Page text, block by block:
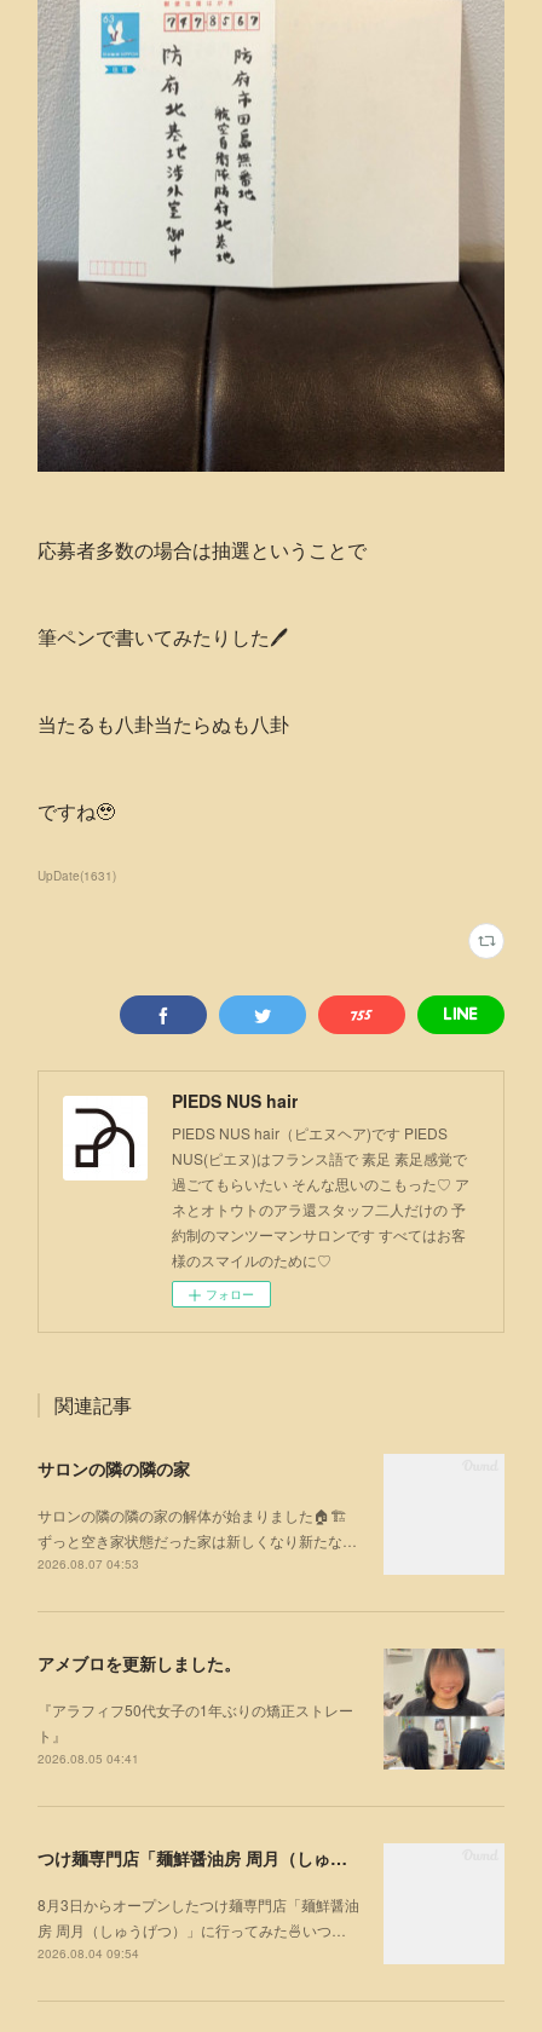
応募者多数の場合は抽選ということで
筆ペンで書いてみたりした🖊
当たるも八卦当たらぬも八卦
ですね🥹
UpDate(1631)
PIEDS NUS hair
PIEDS NUS hair（ピエヌヘア)です PIEDS
NUS(ピエヌ)はフランス語で 素足 素足感覚で
過ごてもらいたい そんな思いのこもった♡ ア
ネとオトウトのアラ還スタッフ二人だけの 予
約制のマンツーマンサロンです すべてはお客
様のスマイルのために♡
フォロー
関連記事
サロンの隣の隣の家
サロンの隣の隣の家の解体が始まりました🏠🏗
ずっと空き家状態だった家は新しくなり新たな…
2026.08.07 04:53
アメブロを更新しました。
『アラフィフ50代女子の1年ぶりの矯正ストレー
ト』
2026.08.05 04:41
つけ麺専門店「麺鮮醤油房 周月（しゅうげつ）」⁡ に行ってみた🍜
8月3日からオープンしたつけ麺専門店「麺鮮醤油
房 周月（しゅうげつ）」⁡に行ってみた🍜いつ…
2026.08.04 09:54